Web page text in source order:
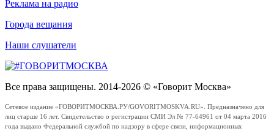
Реклама на радио
Города вещания
Наши слушатели
Все права защищены. 2014-2026 © «Говорит Москва»
Сетевое издание «ГОВОРИТМОСКВА.РУ/GOVORITMOSKVA.RU». Предназначено для
лиц старше 16 лет. Свидетельство о регистрации СМИ Эл № 77-64961 от 04 марта 2016
года выдано Федеральной службой по надзору в сфере связи, информационных